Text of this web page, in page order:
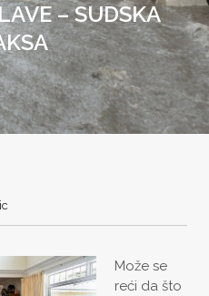
– SUDSKA
Može se
reći da što